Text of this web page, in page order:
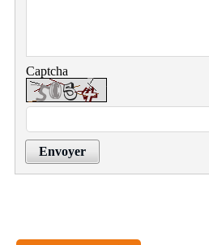
Captcha
Envoyer